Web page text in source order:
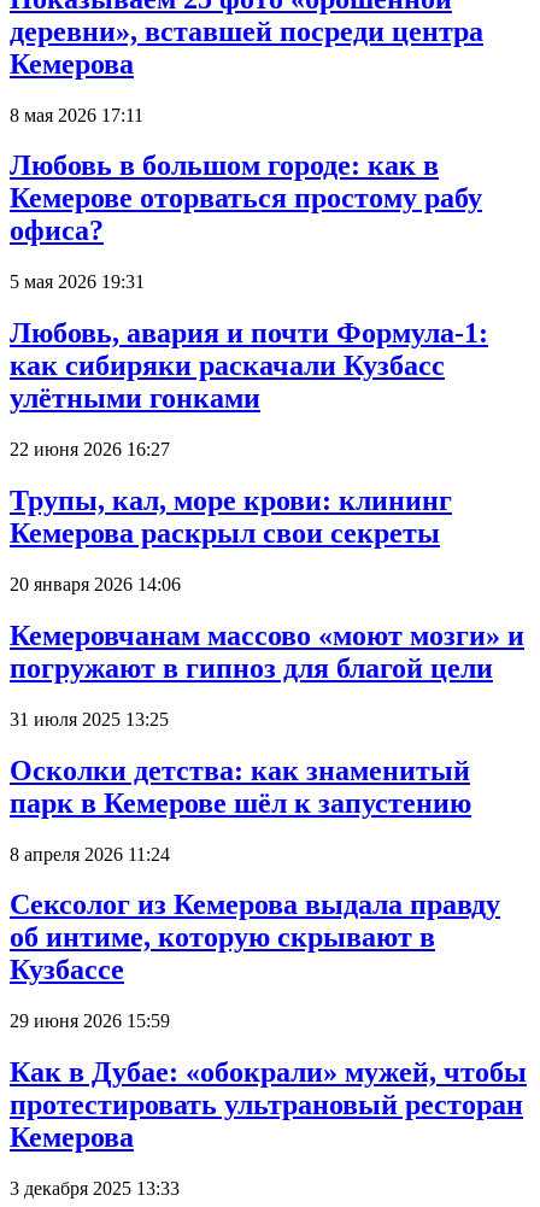
деревни», вставшей посреди центра
Кемерова
8 мая 2026 17:11
Любовь в большом городе: как в
Кемерове оторваться простому рабу
офиса?
5 мая 2026 19:31
Любовь, авария и почти Формула-1:
как сибиряки раскачали Кузбасс
улётными гонками
22 июня 2026 16:27
Трупы, кал, море крови: клининг
Кемерова раскрыл свои секреты
20 января 2026 14:06
Кемеровчанам массово «моют мозги» и
погружают в гипноз для благой цели
31 июля 2025 13:25
Осколки детства: как знаменитый
парк в Кемерове шёл к запустению
8 апреля 2026 11:24
Сексолог из Кемерова выдала правду
об интиме, которую скрывают в
Кузбассе
29 июня 2026 15:59
Как в Дубае: «обокрали» мужей, чтобы
протестировать ультрановый ресторан
Кемерова
3 декабря 2025 13:33